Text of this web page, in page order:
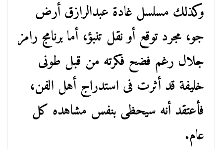
وكذلك مسلسل غادة عبدالرازق أرض
جو، مجرد توقع أو نقل تنبؤ، أما برنامج رامز
جلال رغم فضح فكرته من قبل طونى
خليفة قد أثرت فى استدراج أهل الفن،
فأعتقد أنه سيحظى بنفس مشاهده كل
عام.